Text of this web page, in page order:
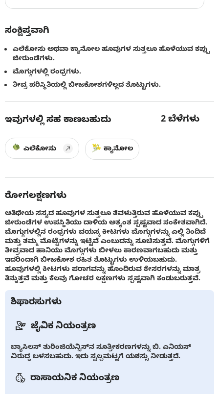
ಸಂಕ್ಷಿಪ್ತವಾಗಿ
ಎಲೆಕೋಸು ಅಥವಾ ಕ್ಯಾನೋಲ ಹೂವುಗಳ ಸುತ್ತಲೂ ಹೊಳೆಯುವ ಕಪ್ಪು
ಜೀರುಂಡೆಗಳು.
ಮೊಗ್ಗುಗಳಲ್ಲಿ ರಂಧ್ರಗಳು.
ತೀವ್ರ ಪರಿಸ್ಥಿತಿಯಲ್ಲಿ ಬೀಜಕೋಶಗಳಿಲ್ಲದ ತೊಟ್ಟುಗಳು.
ಇವುಗಳಲ್ಲಿ ಸಹ ಕಾಣಬಹುದು 2 ಬೆಳೆಗಳು
ಎಲೆಕೋಸು ಕ್ಯಾನೋಲ
ರೋಗಲಕ್ಷಣಗಳು
ಆತಿಥೇಯ ಸಸ್ಯದ ಹೂವುಗಳ ಸುತ್ತಲೂ ತೆವಳುತ್ತಿರುವ ಹೊಳೆಯುವ ಕಪ್ಪು
ಜೀರುಂಡೆಗಳ ಉಪಸ್ಥಿತಿಯು ದಾಳಿಯ ಅತ್ಯಂತ ಸ್ಪಷ್ಟವಾದ ಸಂಕೇತವಾಗಿದೆ.
ಮೊಗ್ಗುಗಳಲ್ಲಿನ ರಂಧ್ರಗಳು ವಯಸ್ಕ ಕೀಟಗಳು ಮೊಗ್ಗುಗಳನ್ನು ಎಲ್ಲಿ ತಿಂದಿವೆ
ಮತ್ತು ತಮ್ಮ ಮೊಟ್ಟೆಗಳನ್ನು ಇಟ್ಟಿವೆ ಎಂಬುದನ್ನು ಸೂಚಿಸುತ್ತವೆ. ಮೊಗ್ಗುಗಳಿಗೆ
ತೀವ್ರವಾದ ಹಾನಿಯು ಮೊಗ್ಗುಗಳು ಬೀಳಲು ಕಾರಣವಾಗಬಹುದು ಮತ್ತು
ಇದರಿಂದಾಗಿ ಬೀಜಕೋಶ ರಹಿತ ತೊಟ್ಟುಗಳು ಉಳಿಯಬಹುದು.
ಹೂವುಗಳಲ್ಲಿ ಕೀಟಗಳು ಪರಾಗವನ್ನು ಹೊಂದಿರುವ ಕೇಸರಗಳನ್ನು ಮಾತ್ರ
ತಿನ್ನುತ್ತವೆ ಮತ್ತು ಕೆಲವು ಗೋಚರ ಲಕ್ಷಣಗಳು ಸ್ಪಷ್ಟವಾಗಿ ಕಂಡುಬರುತ್ತವೆ.
ಶಿಫಾರಸುಗಳು
ಜೈವಿಕ ನಿಯಂತ್ರಣ
ಬ್ಯಾಸಿಲಸ್ ತುರಿಂಜಿಯೆನ್ಸಿಸ್‌ನ ಸೂತ್ರೀಕರಣಗಳನ್ನು ಬಿ. ಎನಿಯಸ್
ವಿರುದ್ಧ ಬಳಸಬಹುದು. ಇದು ಸ್ವಲ್ಪಮಟ್ಟಗೆ ಯಶಸ್ಸು ನೀಡುತ್ತದೆ.
ರಾಸಾಯನಿಕ ನಿಯಂತ್ರಣ